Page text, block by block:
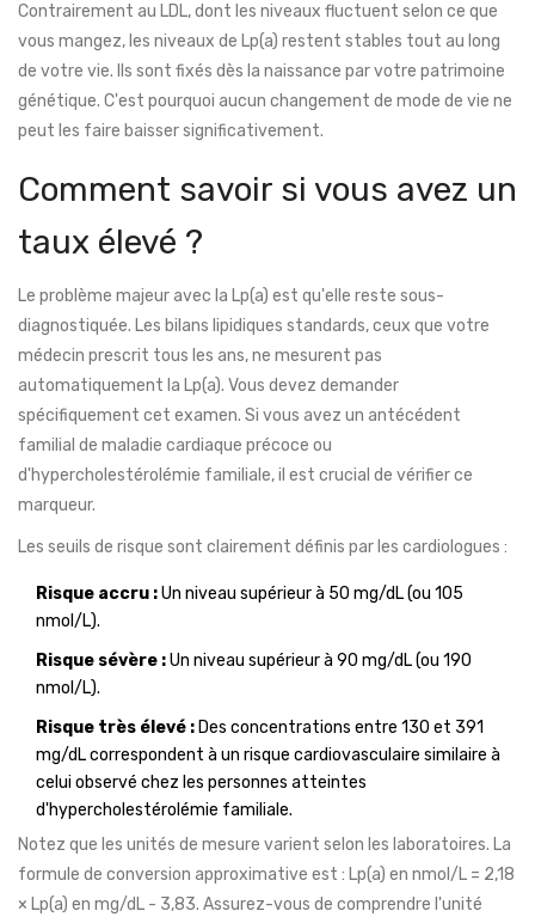
Contrairement au LDL, dont les niveaux fluctuent selon ce que
vous mangez, les niveaux de Lp(a) restent stables tout au long
de votre vie. Ils sont fixés dès la naissance par votre patrimoine
génétique. C'est pourquoi aucun changement de mode de vie ne
peut les faire baisser significativement.
Comment savoir si vous avez un
taux élevé ?
Le problème majeur avec la Lp(a) est qu'elle reste sous-
diagnostiquée. Les bilans lipidiques standards, ceux que votre
médecin prescrit tous les ans, ne mesurent pas
automatiquement la Lp(a). Vous devez demander
spécifiquement cet examen. Si vous avez un antécédent
familial de maladie cardiaque précoce ou
d'hypercholestérolémie familiale, il est crucial de vérifier ce
marqueur.
Les seuils de risque sont clairement définis par les cardiologues :
Risque accru :Un niveau supérieur à 50 mg/dL(ou 105
nmol/L).
Risque sévère :Un niveau supérieur à 90 mg/dL(ou 190
nmol/L).
Risque très élevé : Des concentrations entre 130 et 391
mg/dL correspondent à un risque cardiovasculaire similaire à
celui observé chez les personnes atteintes
d'hypercholestérolémie familiale.
Notez que les unités de mesure varient selon les laboratoires. La
formule de conversion approximative est : Lp(a) en nmol/L = 2,18
× Lp(a) en mg/dL - 3,83. Assurez-vous de comprendre l'unité